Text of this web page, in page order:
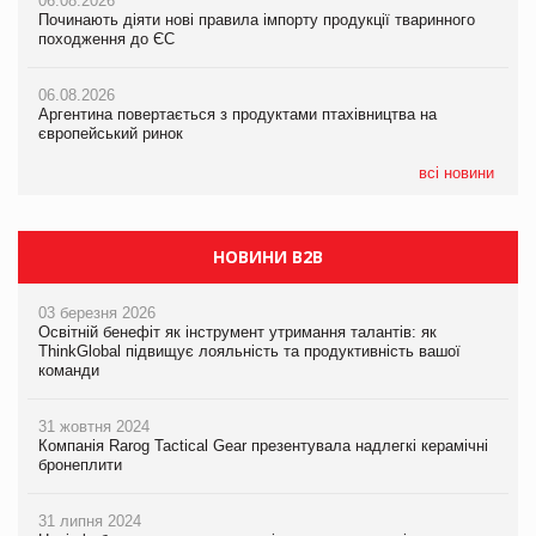
Починають діяти нові правила імпорту продукції тваринного
походження до ЄС
06.08.2026
Аргентина повертається з продуктами птахівництва на
європейський ринок
всі новини
ударів по українському бізнесу за час повномасштабної війни
Смачне поповнення дитячого меню: у VARUS з’явилися
новинки від ТМ ТОКЕРИ
Починають діяти нові правила імпорту продукції тваринного
походження до ЄС
06.08.2026
Аргентина повертається з продуктами птахівництва на
європейський ринок
НОВИНИ B2B
03 березня 2026
Освітній бенефіт як інструмент утримання талантів: як
ThinkGlobal підвищує лояльність та продуктивність вашої
команди
31 жовтня 2024
Компанія Rarog Tactical Gear презентувала надлегкі керамічні
бронеплити
31 липня 2024